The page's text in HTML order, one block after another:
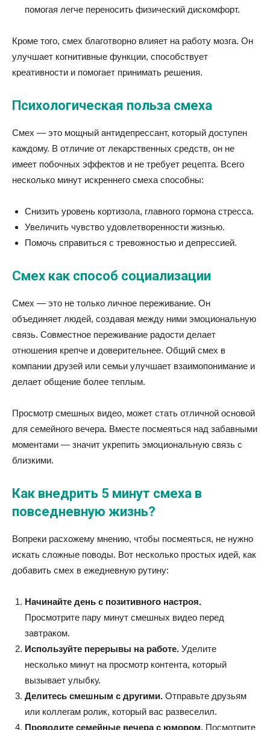
помогая легче переносить физический дискомфорт.
Кроме того, смех благотворно влияет на работу мозга. Он
улучшает когнитивные функции, способствует
креативности и помогает принимать решения.
Психологическая польза смеха
Смех — это мощный антидепрессант, который доступен
каждому. В отличие от лекарственных средств, он не
имеет побочных эффектов и не требует рецепта. Всего
несколько минут искреннего смеха способны:
Снизить уровень кортизола, главного гормона стресса.
Увеличить чувство удовлетворенности жизнью.
Помочь справиться с тревожностью и депрессией.
Смех как способ социализации
Смех — это не только личное переживание. Он
объединяет людей, создавая между ними эмоциональную
связь. Совместное переживание радости делает
отношения крепче и доверительнее. Общий смех в
компании друзей или семьи улучшает взаимопонимание и
делает общение более теплым.
Просмотр смешных видео, может стать отличной основой
для семейного вечера. Вместе посмеяться над забавными
моментами — значит укрепить эмоциональную связь с
близкими.
Как внедрить 5 минут смеха в
повседневную жизнь?
Вопреки расхожему мнению, чтобы посмеяться, не нужно
искать сложные поводы. Вот несколько простых идей, как
добавить смех в ежедневную рутину:
Начинайте день с позитивного настроя.
Просмотрите пару минут смешных видео перед
завтраком.
Используйте перерывы на работе. Уделите
несколько минут на просмотр контента, который
вызывает улыбку.
Делитесь смешным с другими. Отправьте друзьям
или коллегам ролик, который вас развеселил.
Проводите семейные вечера с юмором. Посмотрите